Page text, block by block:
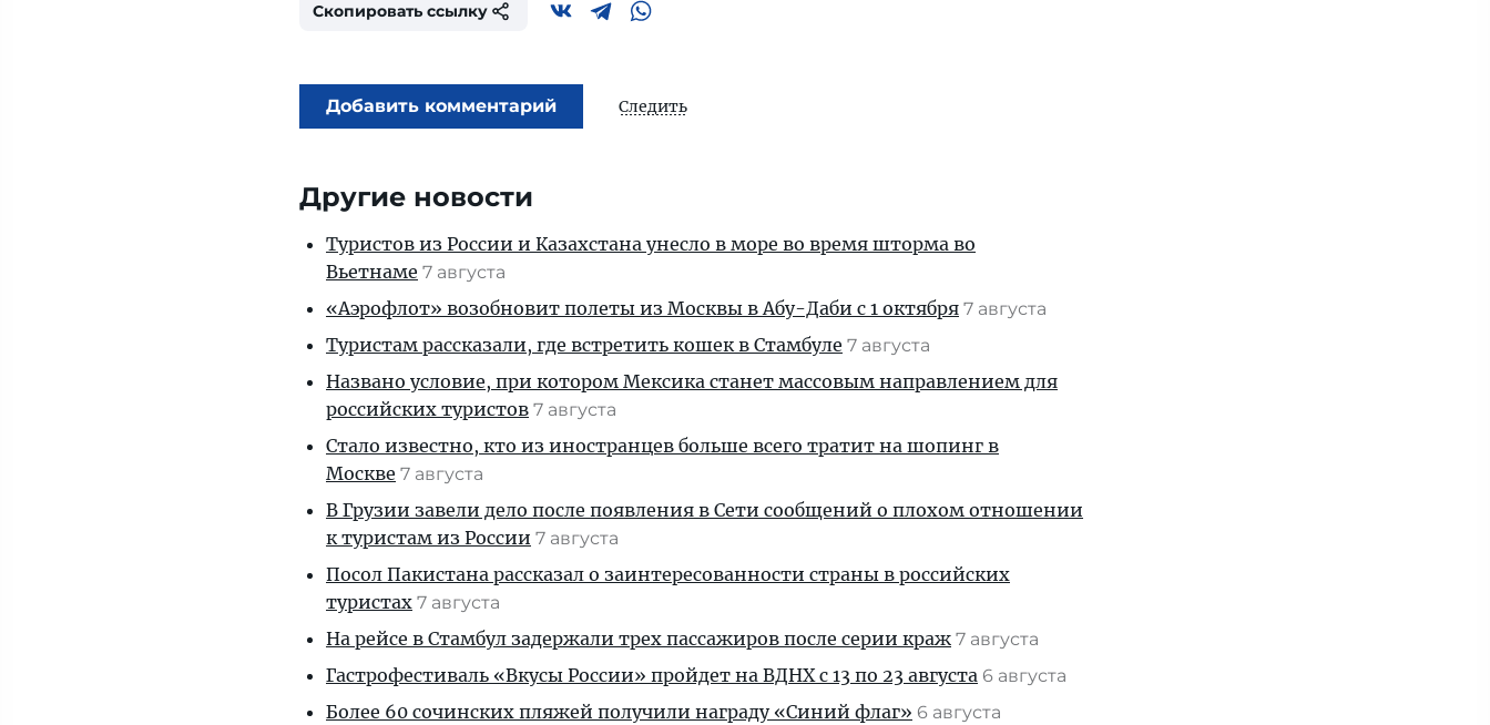
Скопировать ссылку
Добавить комментарий Следить
Другие новости
Туристов из России и Казахстана унесло в море во время шторма во
Вьетнаме 7 августа
«Аэрофлот» возобновит полеты из Москвы в Абу-Даби с 1 октября 7 августа
Туристам рассказали, где встретить кошек в Стамбуле 7 августа
Названо условие, при котором Мексика станет массовым направлением для
российских туристов 7 августа
Стало известно, кто из иностранцев больше всего тратит на шопинг в
Москве 7 августа
В Грузии завели дело после появления в Сети сообщений о плохом отношении
к туристам из России 7 августа
Посол Пакистана рассказал о заинтересованности страны в российских
туристах 7 августа
На рейсе в Стамбул задержали трех пассажиров после серии краж 7 августа
Гастрофестиваль «Вкусы России» пройдет на ВДНХ с 13 по 23 августа 6 августа
Более 60 сочинских пляжей получили награду «Синий флаг» 6 августа